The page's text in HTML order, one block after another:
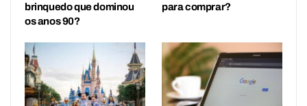
brinquedo que dominou
os anos 90?
para comprar?